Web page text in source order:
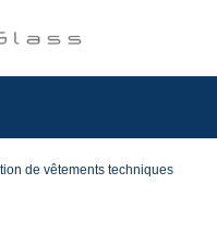
de vêtements techniques